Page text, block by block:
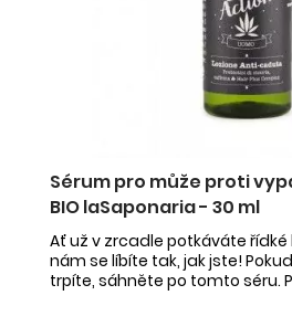
Sérum pro může proti
BIO laSaponaria - 30 ml
Ať už v zrcadle potkáváte řídké
nám se líbíte tak, jak jste!
trpíte, sáhněte po tomto séru.